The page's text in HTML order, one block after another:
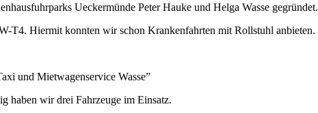
Ueckermünde Peter Hauke und Helga Wasse gegründet.
T4. Hiermit konnten wir schon Krankenfahrten mit Rollstuhl anbieten.
und Mietwagenservice Wasse”
haben wir drei Fahrzeuge im Einsatz.